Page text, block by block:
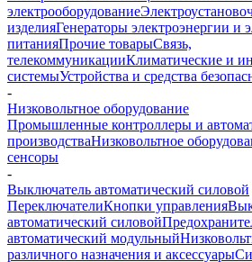
электрооборудование
изделияГенераторы электроэнергии и
питанияПрочие товарыСвязь,
телекоммуникацииКлиматические и
системыУстройства и средства
-
Низковольтное оборудование
Промышленные контроллеры и
производстваНизковольтное
сенсоры
-
Выключатель автоматический силовой
ПереключателиКнопки управления
автоматический силовой
автоматический модульный
различного назначения и аксессуары